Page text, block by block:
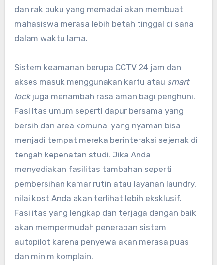
dan rak buku yang memadai akan membuat
mahasiswa merasa lebih betah tinggal di sana
dalam waktu lama.
Sistem keamanan berupa CCTV 24 jam dan
akses masuk menggunakan kartu atau smart
lockjuga menambah rasa aman bagi penghuni.
Fasilitas umum seperti dapur bersama yang
bersih dan area komunal yang nyaman bisa
menjadi tempat mereka berinteraksi sejenak di
tengah kepenatan studi. Jika Anda
menyediakan fasilitas tambahan seperti
pembersihan kamar rutin atau layanan laundry,
nilai kost Anda akan terlihat lebih eksklusif.
Fasilitas yang lengkap dan terjaga dengan baik
akan mempermudah penerapan sistem
autopilot karena penyewa akan merasa puas
dan minim komplain.